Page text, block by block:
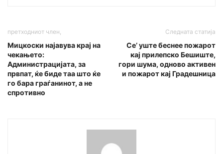
претходниот член,
Мицкоски најавува крај на
чекањето:
Администрацијата, за
првпат, ќе биде таа што ќе
го бара граѓанинот, а не
спротивно
Следната статија
Се’ уште беснее пожарот
кај прилепско Бешиште,
гори шума, одново активен
и пожарот кај Градешница